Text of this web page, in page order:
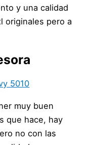
y una calidad
originales pero a
5010
muy buen
que hace, hay
no con las